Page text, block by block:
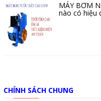
MÁY BƠM
nào có hiệu
CHÍNH SÁCH CHUNG